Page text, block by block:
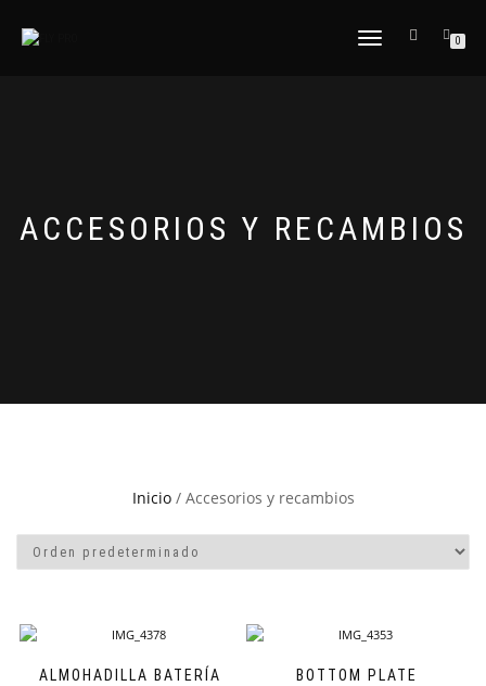
CAMBIAR
0
ACCESORIOS Y RECAMBIOS
Inicio/ Accesorios y recambios
ALMOHADILLA BATERÍA
BOTTOM PLATE